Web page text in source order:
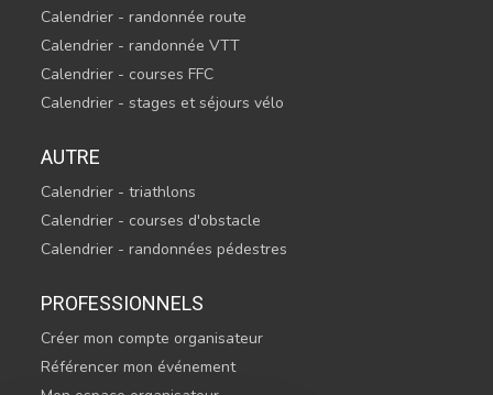
Calendrier - randonnée route
Calendrier - randonnée VTT
Calendrier - courses FFC
Calendrier - stages et séjours vélo
AUTRE
Calendrier - triathlons
Calendrier - courses d'obstacle
Calendrier - randonnées pédestres
PROFESSIONNELS
Créer mon compte organisateur
Référencer mon événement